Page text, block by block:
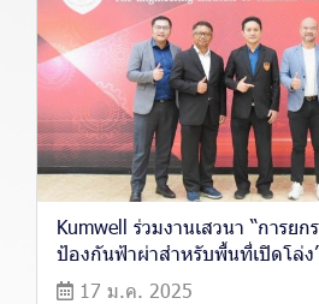
Kumwell ร่วมงานเสวนา “การยก
ป้องกันฟ้าผ่าสำหรับพื้นที่เปิดโล่ง
17 ม.ค. 2025